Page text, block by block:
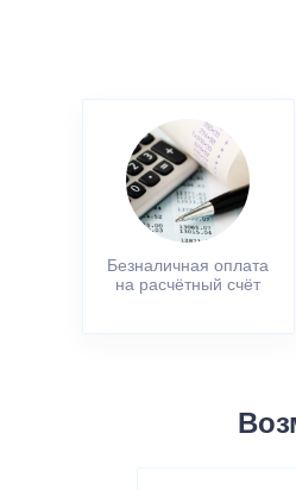
Безналичная оплата
на расчётный счёт